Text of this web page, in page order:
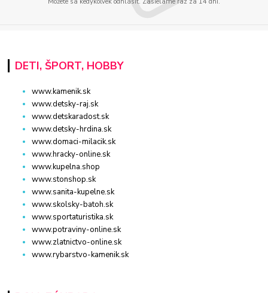
DETI, ŠPORT, HOBBY
www.kamenik.sk
www.detsky-raj.sk
www.detskaradost.sk
www.detsky-hrdina.sk
www.domaci-milacik.sk
www.hracky-online.sk
www.kupelna.shop
www.stonshop.sk
www.sanita-kupelne.sk
www.skolsky-batoh.sk
www.sportaturistika.sk
www.potraviny-online.sk
www.zlatnictvo-online.sk
www.rybarstvo-kamenik.sk